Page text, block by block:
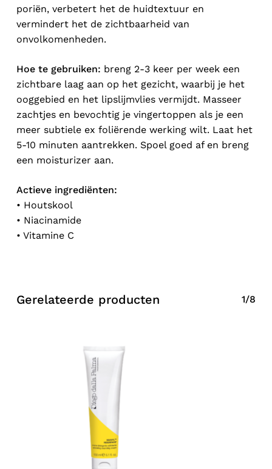
poriën, verbetert het de huidtextuur en
vermindert het de zichtbaarheid van
onvolkomenheden.
Hoe te gebruiken: breng 2-3 keer per week een
zichtbare laag aan op het gezicht, waarbij je het
ooggebied en het lipslijmvlies vermijdt. Masseer
zachtjes en bevochtig je vingertoppen als je een
meer subtiele ex foliërende werking wilt. Laat het
5-10 minuten aantrekken. Spoel goed af en breng
een moisturizer aan.
Actieve ingrediënten:
• Houtskool
• Niacinamide
• Vitamine C
Gerelateerde producten 1/8